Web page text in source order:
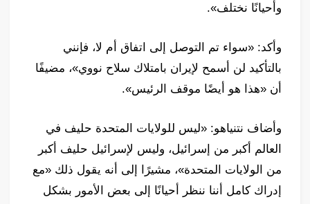
وأحيانًا نختلف».
وأكد: «سواء تم التوصل إلى اتفاق أم لا، فإنني
بالتأكيد لن أسمح لإيران بامتلاك سلاح نووي»، مضيفًا
أن «هذا هو أيضًا موقف الرئيس».
وأضاف نتنياهو: «ليس للولايات المتحدة حليف في
العالم أكبر من إسرائيل، وليس لإسرائيل حليف أكبر
من الولايات المتحدة»، مشيرًا إلى أنه يقول ذلك «مع
إدراك كامل أننا ننظر أحيانًا إلى بعض الأمور بشكل